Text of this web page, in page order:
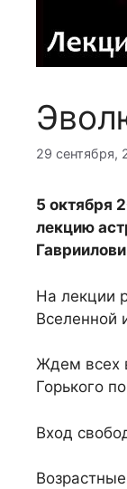
29 сентября,
5 октября
лекцию
На лекции
Вселенной
Ждем всех
Горького
Вход